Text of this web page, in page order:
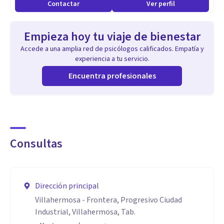
Contactar Ver perfil
Empieza hoy tu viaje de bienestar
Accede a una amplia red de psicólogos calificados. Empatía y
experiencia a tu servicio.
Encuentra profesionales
Consultas
Dirección principal
Villahermosa - Frontera, Progresivo Ciudad
Industrial, Villahermosa, Tab.